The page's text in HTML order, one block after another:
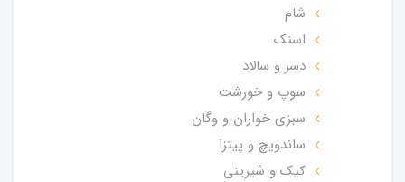
شام
اسنک
دسر و سالاد
سوپ و خورشت
سبزی خواران و وگان
ساندویچ و پیتزا
کیک و شیرینی